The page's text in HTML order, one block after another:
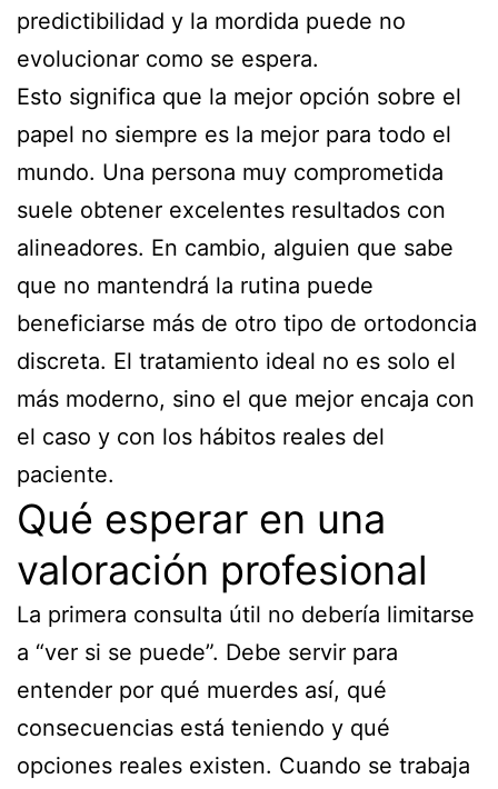
predictibilidad y la mordida puede no
evolucionar como se espera.
Esto significa que la mejor opción sobre el
papel no siempre es la mejor para todo el
mundo. Una persona muy comprometida
suele obtener excelentes resultados con
alineadores. En cambio, alguien que sabe
que no mantendrá la rutina puede
beneficiarse más de otro tipo de ortodoncia
discreta. El tratamiento ideal no es solo el
más moderno, sino el que mejor encaja con
el caso y con los hábitos reales del
paciente.
Qué esperar en una
valoración profesional
La primera consulta útil no debería limitarse
a “ver si se puede”. Debe servir para
entender por qué muerdes así, qué
consecuencias está teniendo y qué
opciones reales existen. Cuando se trabaja